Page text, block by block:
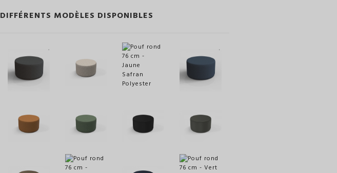
DIFFÉRENTS MODÈLES DISPONIBLES